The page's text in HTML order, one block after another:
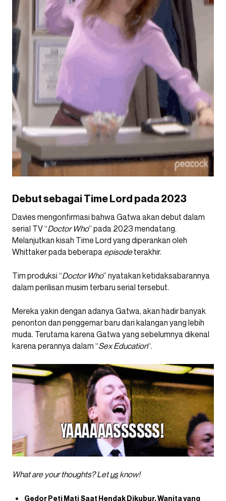
Debut sebagai Time Lord pada 2023
Davies mengonfirmasi bahwa Gatwa akan debut dalam
serial TV “Doctor Who” pada 2023 mendatang.
Melanjutkan kisah Time Lord yang diperankan oleh
Whittaker pada beberapa episodeterakhir.
Tim produksi “Doctor Who” nyatakan ketidaksabarannya
dalam perilisan musim terbaru serial tersebut.
Mereka yakin dengan adanya Gatwa, akan hadir banyak
penonton dan penggemar baru dari kalangan yang lebih
muda. Terutama karena Gatwa yang sebelumnya dikenal
karena perannya dalam “Sex Education“.
What are your thoughts? Letusknow!
Gedor Peti Mati Saat Hendak Dikubur, Wanita yang